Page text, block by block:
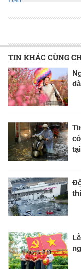
TIN KHÁC CÙNG